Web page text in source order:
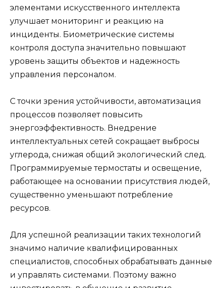
элементами искусственного интеллекта
улучшает мониторинг и реакцию на
инциденты. Биометрические системы
контроля доступа значительно повышают
уровень защиты объектов и надежность
управления персоналом.
С точки зрения устойчивости, автоматизация
процессов позволяет повысить
энергоэффективность. Внедрение
интеллектуальных сетей сокращает выбросы
углерода, снижая общий экологический след.
Программируемые термостаты и освещение,
работающее на основании присутствия людей,
существенно уменьшают потребление
ресурсов.
Для успешной реализации таких технологий
значимо наличие квалифицированных
специалистов, способных обрабатывать данные
и управлять системами. Поэтому важно